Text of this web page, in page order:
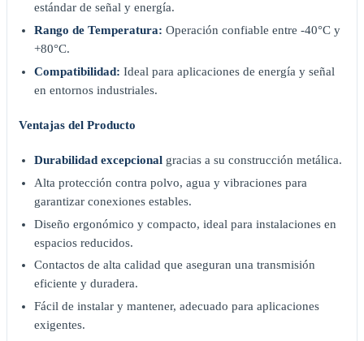
estándar de señal y energía.
Rango de Temperatura: Operación confiable entre -40°C y
+80°C.
Compatibilidad: Ideal para aplicaciones de energía y señal
en entornos industriales.
Ventajas del Producto
Durabilidad excepcional gracias a su construcción metálica.
Alta protección contra polvo, agua y vibraciones para
garantizar conexiones estables.
Diseño ergonómico y compacto, ideal para instalaciones en
espacios reducidos.
Contactos de alta calidad que aseguran una transmisión
eficiente y duradera.
Fácil de instalar y mantener, adecuado para aplicaciones
exigentes.